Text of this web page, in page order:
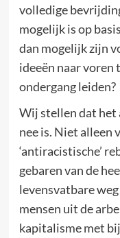
volledige
mogelijk is op
dan mogelijk zijn
ideeën naar voren
ondergang leiden?
Wij stellen dat het
nee is. Niet alleen
‘antiracistische’
gebaren van de
levensvatbare
mensen uit de
kapitalisme met